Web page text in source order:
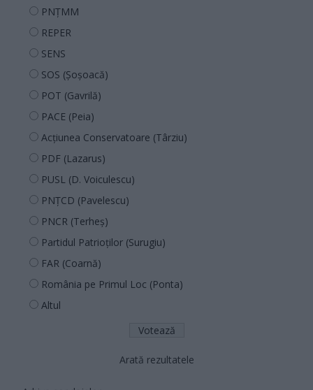
PNȚMM
REPER
SENS
SOS (Șoșoacă)
POT (Gavrilă)
PACE (Peia)
Acțiunea Conservatoare (Târziu)
PDF (Lazarus)
PUSL (D. Voiculescu)
PNȚCD (Pavelescu)
PNCR (Terheș)
Partidul Patrioților (Surugiu)
FAR (Coarnă)
România pe Primul Loc (Ponta)
Altul
Arată rezultatele